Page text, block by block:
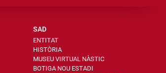
SAD
ENTITAT
HISTÒRIA
MUSEU VIRTUAL NÀSTIC
BOTIGA NOU ESTADI